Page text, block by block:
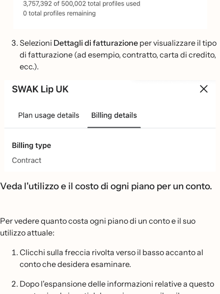
Selezioni Dettagli di fatturazione per visualizzare il tipo
di fatturazione (ad esempio, contratto, carta di credito,
ecc.).
Veda l'utilizzo e il costo di ogni piano per un conto.
Per vedere quanto costa ogni piano di un conto e il suo
utilizzo attuale:
Clicchi sulla freccia rivolta verso il basso accanto al
conto che desidera esaminare.
Dopo l'espansione delle informazioni relative a questo